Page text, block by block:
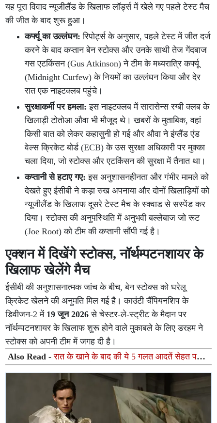
यह पूरा विवाद न्यूजीलैंड के खिलाफ लॉर्ड्स में खेले गए पहले टेस्ट मैच
की जीत के बाद शुरू हुआ।
कर्फ्यू का उल्लंघन: रिपोर्ट्स के अनुसार, पहले टेस्ट में जीत दर्ज
करने के बाद कप्तान बेन स्टोक्स और उनके साथी तेज गेंदबाज
गस एटकिंसन (Gus Atkinson) ने टीम के मध्यरात्रि कर्फ्यू
(Midnight Curfew) के नियमों का उल्लंघन किया और देर
रात एक नाइटक्लब पहुंचे।
सुरक्षाकर्मी पर हमला: इस नाइटक्लब में सारासेन्स रग्बी क्लब के
खिलाड़ी टोतोआ औवा भी मौजूद थे। खबरों के मुताबिक, वहां
किसी बात को लेकर कहासुनी हो गई और औवा ने इंग्लैंड एंड
वेल्स क्रिकेट बोर्ड (ECB) के उस सुरक्षा अधिकारी पर मुक्का
चला दिया, जो स्टोक्स और एटकिंसन की सुरक्षा में तैनात था।
कप्तानी से हटाए गए: इस अनुशासनहीनता और गंभीर मामले को
देखते हुए ईसीबी ने कड़ा रुख अपनाया और दोनों खिलाड़ियों को
न्यूजीलैंड के खिलाफ दूसरे टेस्ट मैच के स्क्वाड से सस्पेंड कर
दिया। स्टोक्स की अनुपस्थिति में अनुभवी बल्लेबाज जो रूट
(Joe Root) को टीम की कप्तानी सौंपी गई है।
एक्शन में दिखेंगे स्टोक्स, नॉर्थम्पटनशायर के
खिलाफ खेलेंगे मैच
ईसीबी की अनुशासनात्मक जांच के बीच, बेन स्टोक्स को घरेलू
क्रिकेट खेलने की अनुमति मिल गई है। काउंटी चैंपियनशिप के
डिवीजन-2 में 19 जून 2026 से चेस्टर-ले-स्ट्रीट के मैदान पर
नॉर्थम्पटनशायर के खिलाफ शुरू होने वाले मुकाबले के लिए डरहम ने
स्टोक्स को अपनी टीम में जगह दी है।
Also Read -रात के खाने के बाद की ये 5 गलत आदतें सेहत पर
पड़ सकती हैं भारी, डॉक्टर ने दी चेतावनी